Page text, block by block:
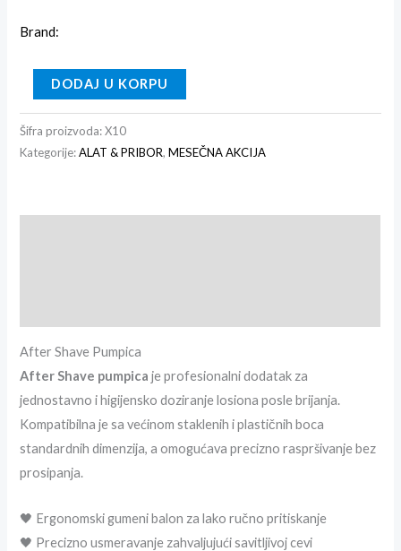
Brand:
DODAJ U KORPU
Šifra proizvoda:X10
Kategorije:ALAT & PRIBOR,MESEČNA AKCIJA
After Shave Pumpica
After Shave pumpica je profesionalni dodatak za
jednostavno i higijensko doziranje losiona posle brijanja.
Kompatibilna je sa većinom staklenih i plastičnih boca
standardnih dimenzija, a omogućava precizno raspršivanje bez
prosipanja.
🖤 Ergonomski gumeni balon za lako ručno pritiskanje
🖤 Precizno usmeravanje zahvaljujući savitljivoj cevi